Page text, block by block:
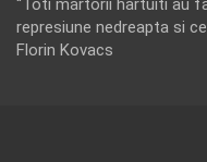
represiune nedreapta si
Florin Kovacs